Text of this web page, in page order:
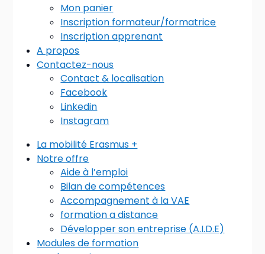
Mon panier
Inscription formateur/formatrice
Inscription apprenant
A propos
Contactez-nous
Contact & localisation
Facebook
Linkedin
Instagram
La mobilité Erasmus +
Notre offre
Aide à l’emploi
Bilan de compétences
Accompagnement à la VAE
formation a distance
Développer son entreprise (A.I.D.E)
Modules de formation